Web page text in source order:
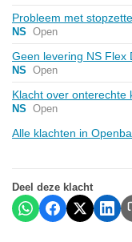
Probleem met
NS Open
Geen levering NS Flex
NS Open
Klacht over onterechte
NS Open
Alle klachten in
Deel deze klacht